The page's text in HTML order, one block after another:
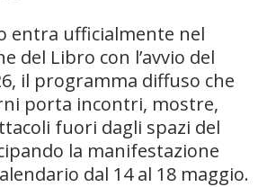
entra ufficialmente nel
del Libro con l’avvio del
il programma diffuso che
porta incontri, mostre,
fuori dagli spazi del
la manifestazione
dal 14 al 18 maggio.